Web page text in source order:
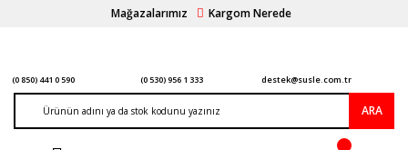
Mağazalarımız Kargom Nerede
(0 850) 441 0 590 (0 530) 956 1 333 destek@susle.com.tr
ARA